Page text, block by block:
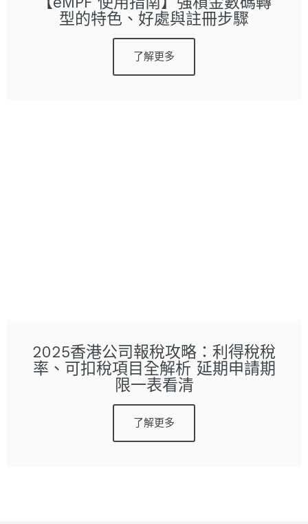
型的特色、好處與註冊步驟
了解更多
2025香港公司報稅攻略：利得稅稅
率、可扣稅項目全解析 延期申請期
限一表看清
了解更多